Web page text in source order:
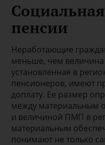
пенсии
Неработающие
меньше, чем
установленная в
пенсионеров, имеют
доплату. Ее размер
между материальным
и величиной ПМП в
материальным
понимают не только